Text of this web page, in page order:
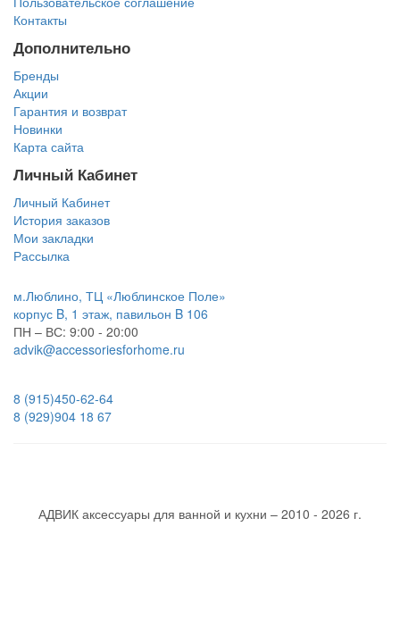
Контакты
Дополнительно
Бренды
Акции
Гарантия и возврат
Новинки
Карта сайта
Личный Кабинет
Личный Кабинет
История заказов
Мои закладки
Рассылка
м.Люблино, ТЦ «Люблинское Поле»
корпус B, 1 этаж, павильон B 106
ПН – ВС: 9:00 - 20:00
advik@accessoriesforhome.ru
8 (915)450-62-64
8 (929)904 18 67
АДВИК аксессуары для ванной и кухни – 2010 - 2026 г.